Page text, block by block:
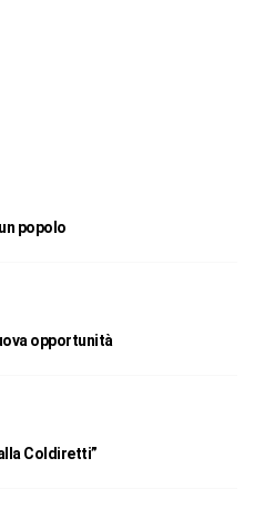
popolo
opportunità
Coldiretti”